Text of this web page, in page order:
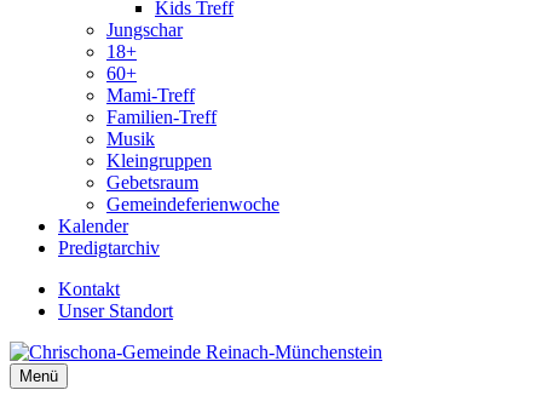
Kids Treff
Jungschar
18+
60+
Mami-Treff
Familien-Treff
Musik
Kleingruppen
Gebetsraum
Gemeindeferienwoche
Kalender
Predigtarchiv
Kontakt
Unser Standort
Menü